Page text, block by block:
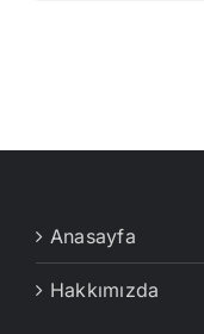
Anasayfa
Hakkımızda